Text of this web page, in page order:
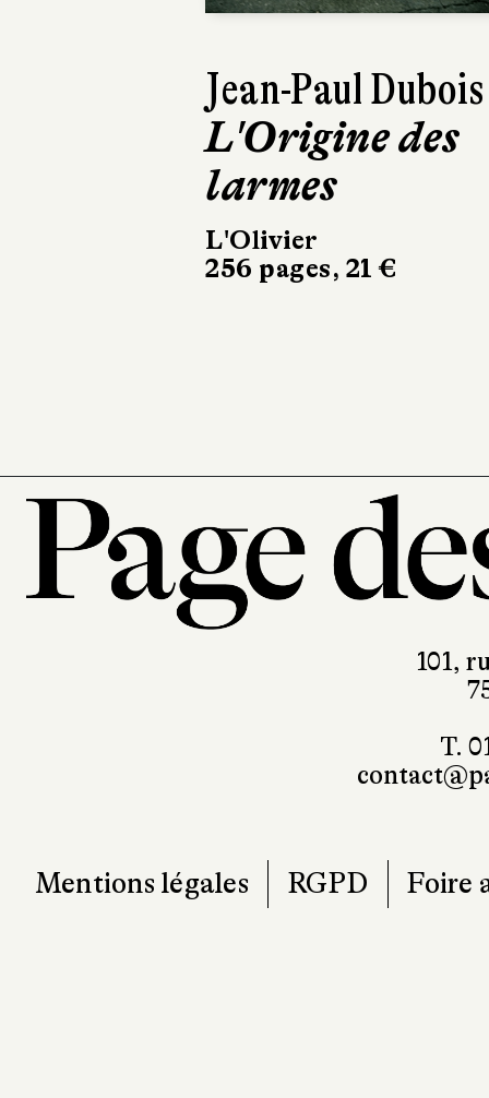
Jennifer
Nansubuga
Makumbi
La Première
Femme
101,
T.
Mentions légales RGPD Foire